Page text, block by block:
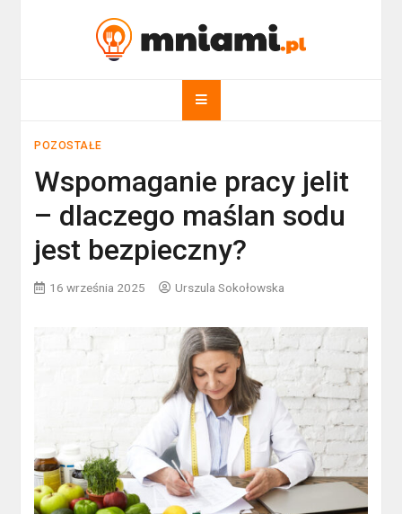
mniami.pl
POZOSTAŁE
Wspomaganie pracy jelit
– dlaczego maślan sodu
jest bezpieczny?
16 września 2025 Urszula Sokołowska